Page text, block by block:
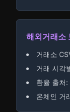
해외거래소
거래소
거래 시각
환율 출처
온체인 거